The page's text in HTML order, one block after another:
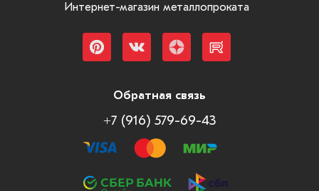
Интернет-магазин металлопроката
Обратная связь
+7 (916) 579-69-43